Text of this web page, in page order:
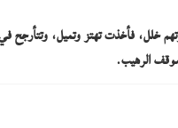
فأخذت تهتز وتميل، وتتأرجح
الرهيب.